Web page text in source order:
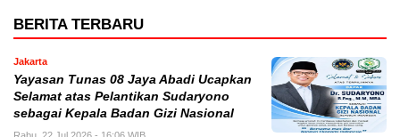
BERITA TERBARU
Jakarta
Yayasan Tunas 08 Jaya Abadi Ucapkan
Selamat atas Pelantikan Sudaryono
sebagai Kepala Badan Gizi Nasional